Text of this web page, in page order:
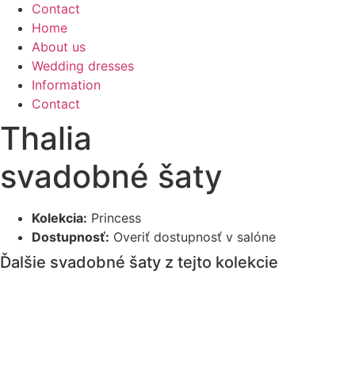
Contact
Home
About us
Wedding dresses
Information
Contact
Thalia
svadobné šaty
Kolekcia: Princess
Dostupnosť: Overiť dostupnosť v salóne
Ďalšie svadobné šaty z tejto kolekcie